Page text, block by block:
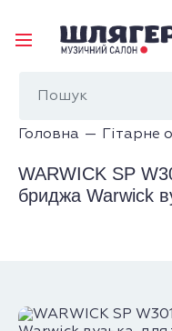
Головна Гітарне
WARWICK SP
бриджа Warwick